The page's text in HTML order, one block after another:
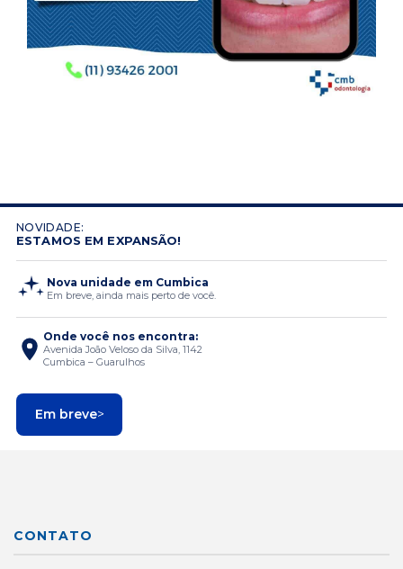
NOVIDADE:
ESTAMOS EM EXPANSÃO!
Nova unidade em Cumbica
Em breve, ainda mais perto de você.
Onde você nos encontra:
Avenida João Veloso da Silva, 1142
Cumbica – Guarulhos
Em breve>
CONTATO